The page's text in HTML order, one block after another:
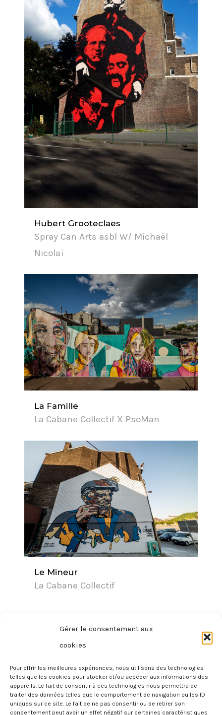
Gérer le consentement aux
cookies
Pour offrir les meilleures expériences, nous utilisons des technologies
telles que les cookies pour stocker et/ou accéder aux informations des
appareils. Le fait de consentir à ces technologies nous permettra de
traiter des données telles que le comportement de navigation ou les ID
uniques sur ce site. Le fait de ne pas consentir ou de retirer son
consentement peut avoir un effet négatif sur certaines caractéristiques
Hubert Grooteclaes
Spray Can Arts asbl W/ Michaël
Nicolaï
La Famille
La Cabane Collectif X PsoMan
Le Mineur
La Cabane Collectif
Politique de Confidentialité
Conditions générales de Vente